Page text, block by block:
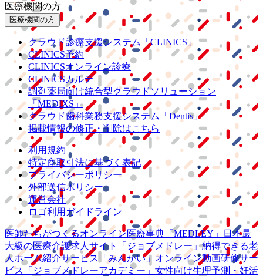
医療機関の方
医療機関の方
クラウド診療支援システム
「CLINICS」
CLINICS予約
CLINICSオンライン診療
CLINICSカルテ
調剤薬局向け統合型クラウドソリューション
「MEDIXS」
クラウド歯科業務支援システム
「Dentis」
掲載情報の修正・削除はこちら
利用規約
特定商取引法に基づく表記
プライバシーポリシー
外部送信ポリシー
運営会社
ロゴ利用ガイドライン
医師たちがつくるオンライン医療事典 「MEDLEY」
日本最
大級の医療介護求人サイト 「ジョブメドレー」納得できる老
人ホーム紹介サービス
「みんかい」 オンライン動画研修サー
ビス
「ジョブメドレーアカデミー」 女性向け生理予測・妊活